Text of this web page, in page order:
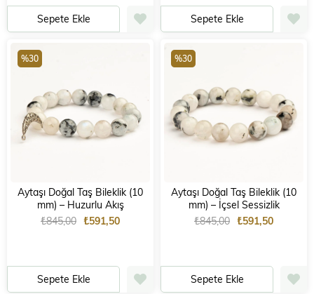
Sepete Ekle Sepete Ekle
Aytaşı Doğal Taş Bileklik (10
mm) – Huzurlu Akış
₺591,50
₺845,00
Sepete Ekle
%30
Aytaşı Doğal Taş Bileklik (10
mm) – İçsel Sessizlik
₺591,50
₺845,00
Sepete Ekle
%30